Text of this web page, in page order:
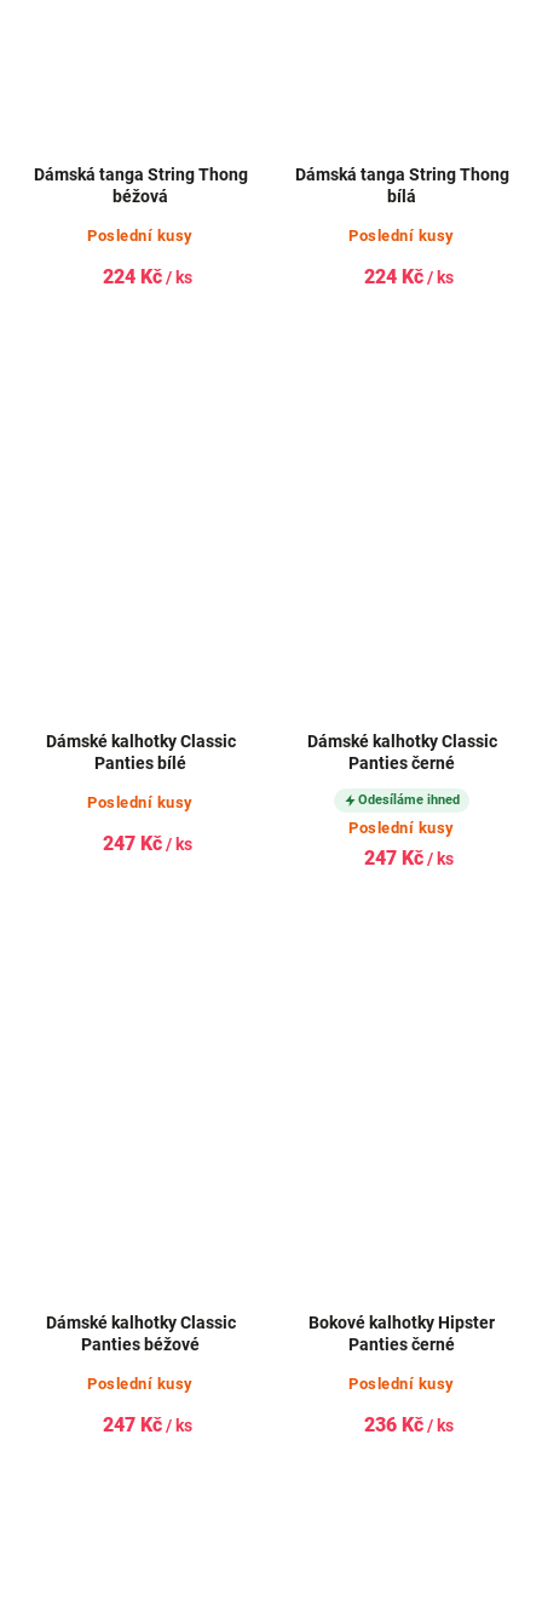
Dámská tanga String Thong
béžová
Poslední kusy
224 Kč/ ks
Dámská tanga String Thong
bílá
Poslední kusy
224 Kč/ ks
Dámské kalhotky Classic
Panties bílé
Poslední kusy
247 Kč/ ks
Dámské kalhotky Classic
Panties černé
Odesíláme ihned
Poslední kusy
247 Kč/ ks
Dámské kalhotky Classic
Panties béžové
Poslední kusy
247 Kč/ ks
Bokové kalhotky Hipster
Panties černé
Poslední kusy
236 Kč/ ks